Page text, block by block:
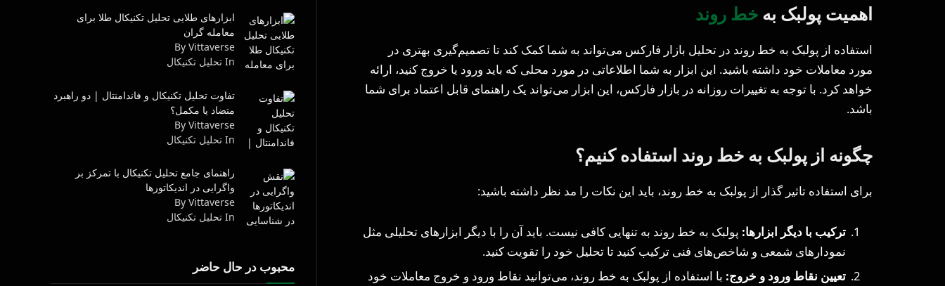
اهمیت پولبک به خط روند
استفاده از پولبک به خط روند در تحلیل بازار فارکس می‌تواند به شما کمک کند تا تصمیم‌گیری بهتری در
مورد معاملات خود داشته باشید. این ابزار به شما اطلاعاتی در مورد محلی که باید ورود یا خروج کنید، ارائه
خواهد کرد. با توجه به تغییرات روزانه در بازار فارکس، این ابزار می‌تواند یک راهنمای قابل اعتماد برای شما
باشد.
چگونه از پولبک به خط روند استفاده کنیم؟
برای استفاده تاثیر گذار از پولبک به خط روند، باید این نکات را مد نظر داشته باشید:
ترکیب با دیگر ابزارها: پولبک به خط روند به تنهایی کافی نیست. باید آن را با دیگر ابزارهای تحلیلی مثل
نمودارهای شمعی و شاخص‌های فنی ترکیب کنید تا تحلیل خود را تقویت کنید.
تعیین نقاط ورود و خروج: با استفاده از پولبک به خط روند، می‌توانید نقاط ورود و خروج معاملات خود
ابزارهای طلایی تحلیل تکنیکال طلا برای
معامله گران
By Vittaverse
In تحليل تكنيكال
تفاوت تحلیل تکنیکال و فاندامنتال | دو راهبرد
متضاد یا مکمل؟
By Vittaverse
In تحليل تكنيكال
راهنمای جامع تحلیل تکنیکال با تمرکز بر
واگرایی در اندیکاتورها
By Vittaverse
In تحليل تكنيكال
محبوب در حال حاضر